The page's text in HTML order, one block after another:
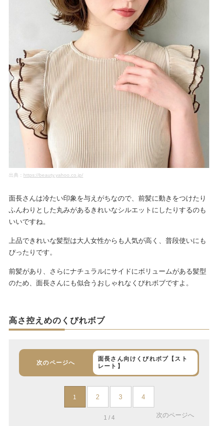
出典： https://beauty.yahoo.co.jp/
面長さんは冷たい印象を与えがちなので、前髪に動きをつけたり
ふんわりとした丸みがあるきれいなシルエットにしたりするのも
いいですね。
上品できれいな髪型は大人女性からも人気が高く、普段使いにも
ぴったりです。
前髪があり、さらにナチュラルにサイドにボリュームがある髪型
のため、面長さんにも似合うおしゃれなくびれボブですよ。
高さ控えめのくびれボブ
次のページへ
面長さん向けくびれボブ【スト
レート】
1 2 3 4
1 / 4 次のページへ